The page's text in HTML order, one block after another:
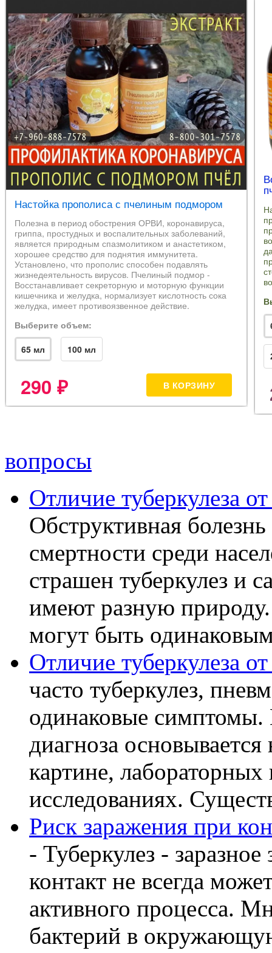
вопросы
Отличие туберкулеза
Обструктивная
смертности среди
страшен туберкулез и
имеют разную
могут быть
Отличие туберкулеза
часто туберкулез,
одинаковые симптомы.
диагноза
картине, лабораторных
исследованиях.
Риск заражения при
- Туберкулез -
контакт не всегда
активного процесса.
бактерий в